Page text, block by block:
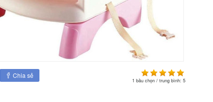
1 bầu chọn / trung bình: 5
Chia sẻ